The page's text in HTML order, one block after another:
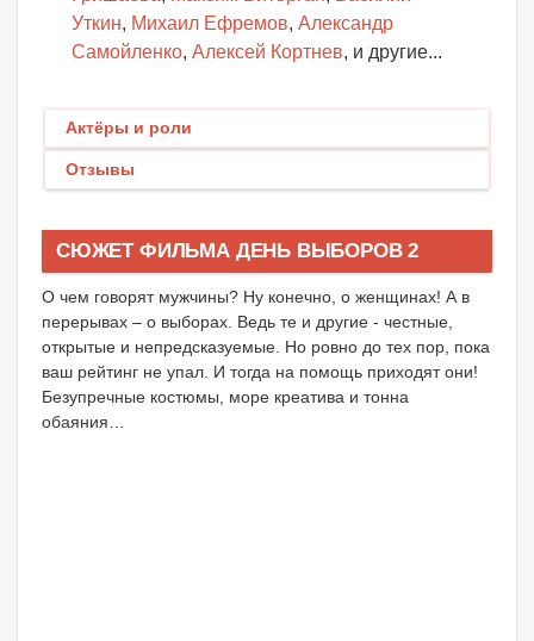
Уткин, Михаил Ефремов, Александр
Самойленко, Алексей Кортнев, и другие...
Актёры и роли
Отзывы
СЮЖЕТ ФИЛЬМА ДЕНЬ ВЫБОРОВ 2
О чем говорят мужчины? Ну конечно, о женщинах! А в
перерывах – о выборах. Ведь те и другие - честные,
открытые и непредсказуемые. Но ровно до тех пор, пока
ваш рейтинг не упал. И тогда на помощь приходят они!
Безупречные костюмы, море креатива и тонна
обаяния…